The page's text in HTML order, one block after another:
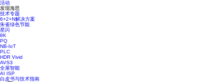
活动
发现海思
技术专题
6+2+N解决方案
朱雀绿色节能
星闪
8K
PQ
NB-IoT
PLC
HDR Vivid
AVS3
全屋智能
AI ISP
白皮书与技术指南